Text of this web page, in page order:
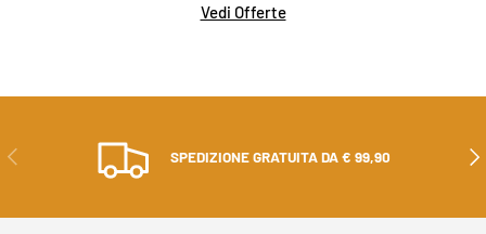
Vedi Offerte
PRECEDENTE SPEDIZIONE GRATUITA DA € 99,90